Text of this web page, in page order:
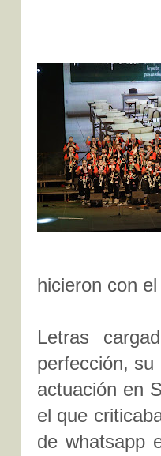
hicieron con
Letras
perfección,
actuación en
el que
de whatsapp